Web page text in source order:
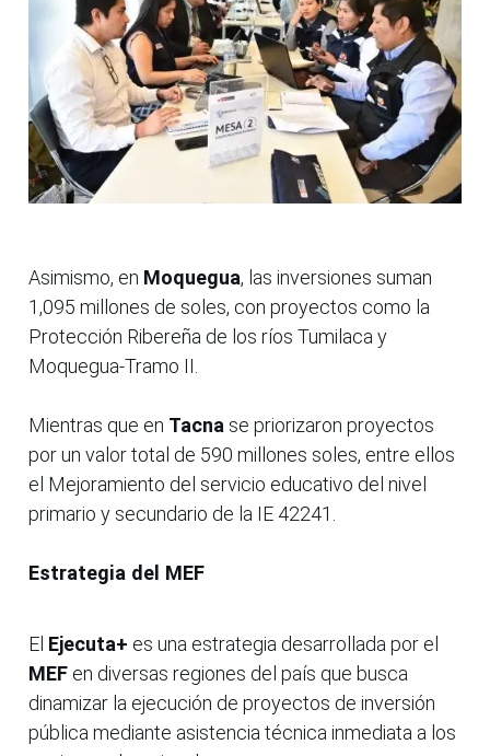
Asimismo, en Moquegua, las inversiones suman
1,095 millones de soles, con proyectos como la
Protección Ribereña de los ríos Tumilaca y
Moquegua-Tramo II.
Mientras que en Tacna se priorizaron proyectos
por un valor total de 590 millones soles, entre ellos
el Mejoramiento del servicio educativo del nivel
primario y secundario de la IE 42241.
Estrategia del MEF
El Ejecuta+ es una estrategia desarrollada por el
MEF en diversas regiones del país que busca
dinamizar la ejecución de proyectos de inversión
pública mediante asistencia técnica inmediata a los